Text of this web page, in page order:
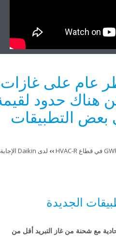
على غازات
حدود لقيمة
››لدى Daikin الإجابة اليوم!
من غاز التبريد أقل من